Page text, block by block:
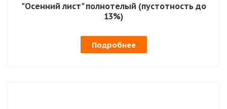
"Осенний лист" полнотелый (пустотность до
13%)
Подробнее